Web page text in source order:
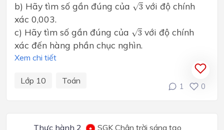
b) Hãy tìm số gần đúng của √3 với độ chính
xác 0,003.
c) Hãy tìm số gần đúng của √3 với độ chính
xác đến hàng phần chục nghìn.
Xem chi tiết
Lớp 10 Toán
1 0
Thực hành 2
SGK Chân trời sáng tạo